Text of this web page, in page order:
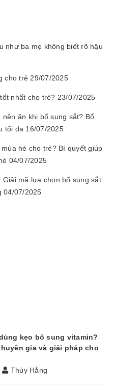
như ba mẹ không biết rõ hậu
cho trẻ 29/07/2025
nhất cho trẻ? 23/07/2025
ăn khi bổ sung sắt? Bổ
tối đa 16/07/2025
hè cho trẻ? Bí quyết giúp
04/07/2025
mã lựa chọn bổ sung sắt
04/07/2025
kẹo bổ sung vitamin?
gia và giải pháp cho
Thúy Hằng